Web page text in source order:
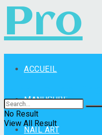
Pro
ACCUEIL
MANUCURE
NAIL ART
No Result
View All Result